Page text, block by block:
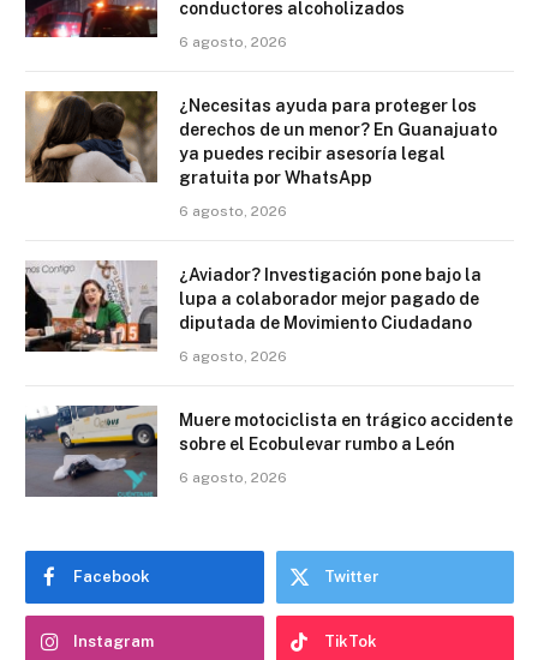
conductores alcoholizados
6 agosto, 2026
¿Necesitas ayuda para proteger los
derechos de un menor? En Guanajuato
ya puedes recibir asesoría legal
gratuita por WhatsApp
6 agosto, 2026
¿Aviador? Investigación pone bajo la
lupa a colaborador mejor pagado de
diputada de Movimiento Ciudadano
6 agosto, 2026
Muere motociclista en trágico accidente
sobre el Ecobulevar rumbo a León
6 agosto, 2026
Facebook Twitter
Instagram TikTok